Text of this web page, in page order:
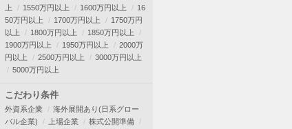
上
1550万円以上 1600万円以上
16
50万円以上
1700万円以上
1750万円
以上
1800万円以上
1850万円以上
1900万円以上
1950万円以上
2000万
円以上
2500万円以上
3000万円以上
5000万円以上
こだわり条件
外資系企業
海外展開あり(日系グロー
バル企業)
上場企業
株式公開準備